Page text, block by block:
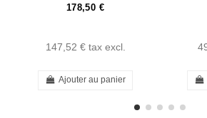
178,50 €
147,52 € tax excl.
Ajouter au panier